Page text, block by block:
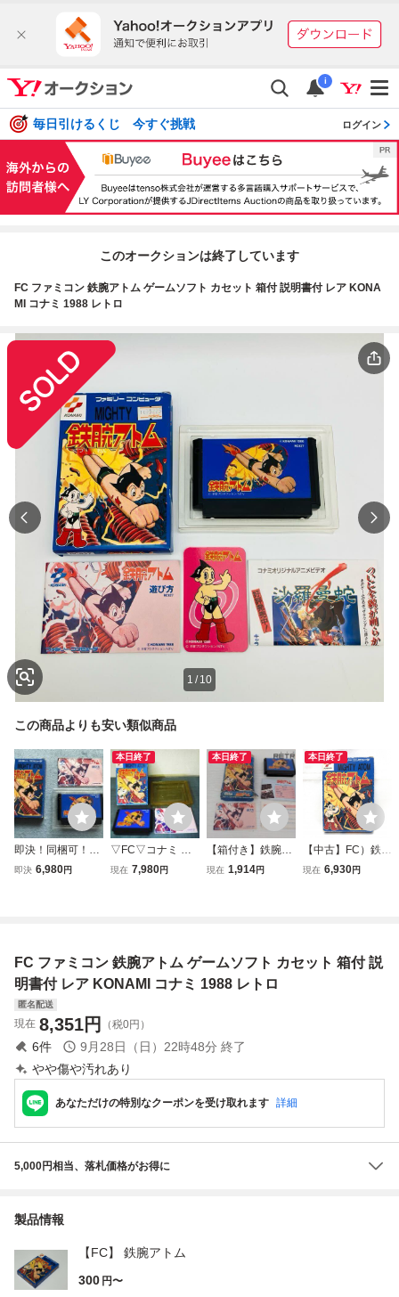
i
毎日引けるくじ 今すぐ挑戦 ログイン
このオークションは終了しています
FC ファミコン 鉄腕アトム ゲームソフト カセット 箱付 説明書付 レア KONA
MI コナミ 1988 レトロ
1 / 10
この商品よりも安い類似商品
即決！同梱可！
ファミコン 鉄腕
即決 6,980円
本日終了
▽FC▽コナミ 鉄
腕アトム 箱説付
現在 7,980円
本日終了
【箱付き】鉄腕ア
トム ファミコン F
現在 1,914円
本日終了
【中古】FC）鉄腕
アトム ファミコン
現在 6,930円
FC ファミコン 鉄腕アトム ゲームソフト カセット 箱付 説
明書付 レア KONAMI コナミ 1988 レトロ
匿名配送
現在 8,351円 （税0円）
6件 9月28日（日）22時48分 終了
やや傷や汚れあり
あなただけの特別なクーポンを受け取れます 詳細
5,000円相当、落札価格がお得に
製品情報
【FC】 鉄腕アトム
300 円〜